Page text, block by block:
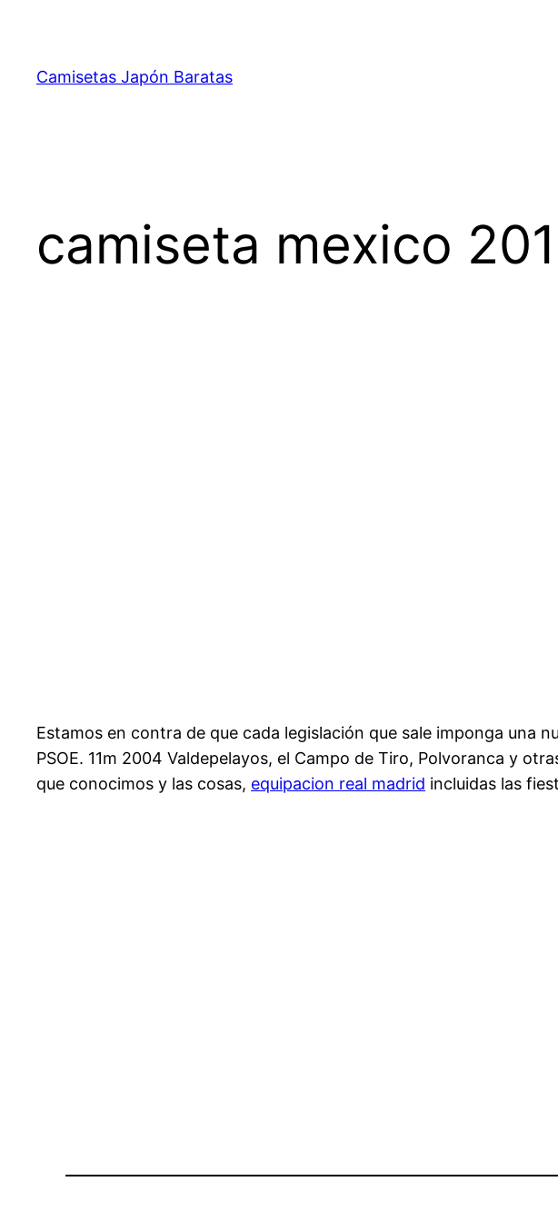
contenido
Camisetas Japón Baratas
camiseta mexico
Estamos en contra de que cada legislación que sale imponga una
PSOE. 11m 2004 Valdepelayos, el Campo de Tiro, Polvoranca y
que conocimos y las cosas, equipacion real madrid incluidas las